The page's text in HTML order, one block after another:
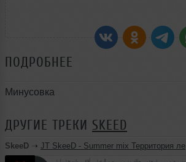
ПОДРОБНЕЕ
Минусовка
ДРУГИЕ ТРЕКИ SKEED
SkeeD ➝ JT SkeeD - Summer mix Территория лета Dj Djem